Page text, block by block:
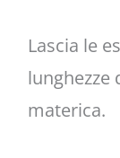
Lascia le
lunghezze
materica.